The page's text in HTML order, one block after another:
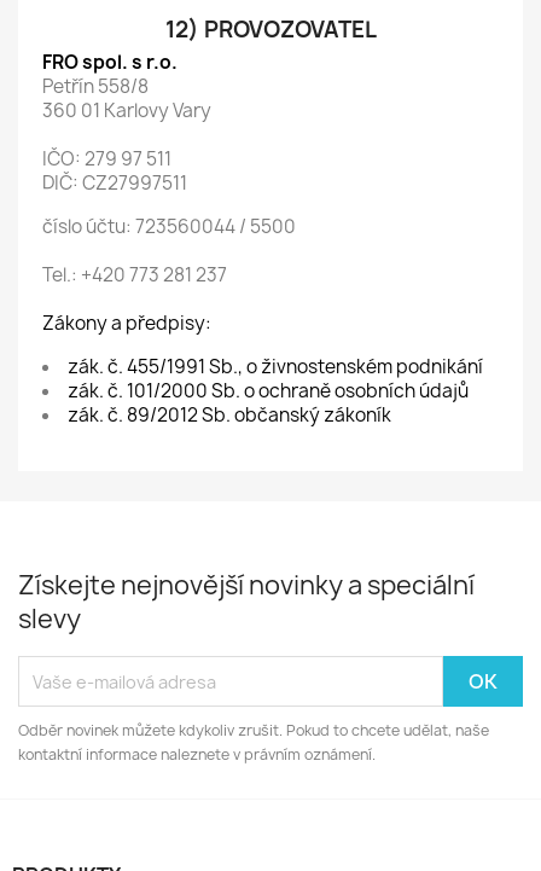
12) PROVOZOVATEL
FRO spol. s r.o.
Petřín 558/8
360 01 Karlovy Vary
IČO: 279 97 511
DIČ: CZ27997511
číslo účtu: 723560044 / 5500
Tel.: +420 773 281 237
Zákony a předpisy:
zák. č. 455/1991 Sb., o živnostenském podnikání
zák. č. 101/2000 Sb. o ochraně osobních údajů
zák. č. 89/2012 Sb. občanský zákoník
Získejte nejnovější novinky a speciální
slevy
Odběr novinek můžete kdykoliv zrušit. Pokud to chcete udělat, naše
kontaktní informace naleznete v právním oznámení.